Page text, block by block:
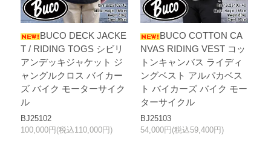
BUCO DECK JACKE
T / RIDING TOGS シビリ
アンデッキジャケット ジ
ャングルクロス バイカー
ズ バイク モーターサイク
ル
BJ25102
100,000円(税込110,000円)
BUCO COTTON CA
NVAS RIDING VEST コッ
トンキャンバス ライディ
ングベスト アルパカベス
ト バイカーズ バイク モー
ターサイクル
BJ25103
54,000円(税込59,400円)